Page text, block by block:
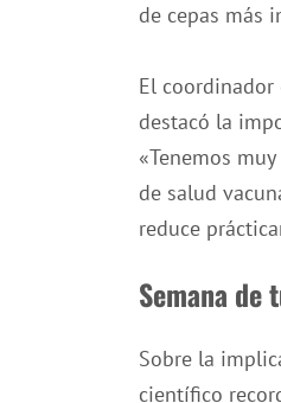
de cepas más
El
destacó la
«Tenemos
de salud
reduce
Semana de
Sobre la
científico